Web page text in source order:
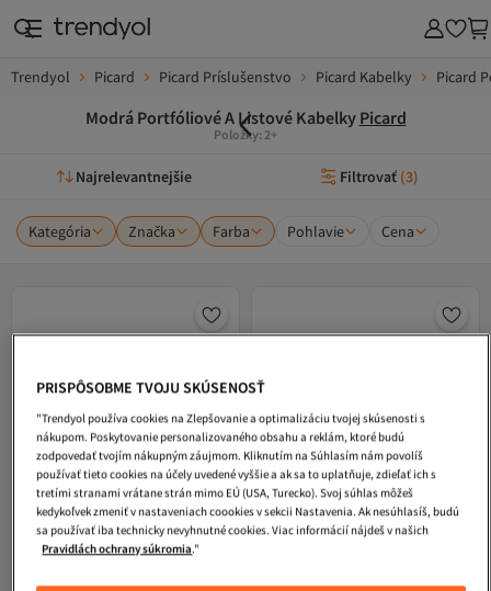
Trendyol Picard Picard Príslušenstvo Picard Kabelky Picard
Modrá Portfóliové A Listové Kabelky Picard
Položky: 2+
Najrelevantnejšie Filtrovať (3)
Kategória Značka Farba Pohlavie Cena
PRISPÔSOBME TVOJU SKÚSENOSŤ
"Trendyol používa cookies na Zlepšovanie a optimalizáciu tvojej skúsenosti s
nákupom. Poskytovanie personalizovaného obsahu a reklám, ktoré budú
zodpovedať tvojím nákupným záujmom. Kliknutím na Súhlasím nám povolíš
používať tieto cookies na účely uvedené vyššie a ak sa to uplatňuje, zdieľať ich s
tretími stranami vrátane strán mimo EÚ (USA, Turecko). Svoj súhlas môžeš
kedykoľvek zmeniť v nastaveniach coookies v sekcii Nastavenia. Ak nesúhlasíš, budú
sa používať iba technicky nevyhnutné cookies. Viac informácií nájdeš v našich
Pravidlách ochrany súkromia."